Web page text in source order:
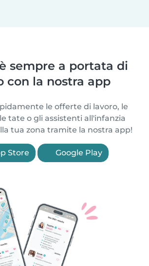
sempre a portata di
con la nostra app
le offerte di lavoro, le
tate o gli assistenti all'infanzia
tua zona tramite la nostra app!
Store Google Play